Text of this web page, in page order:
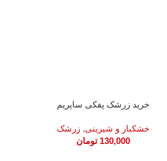
خرید زرشک پفکی ساپریم
خشکبار و شیرینی,زرشک
130,000 تومان